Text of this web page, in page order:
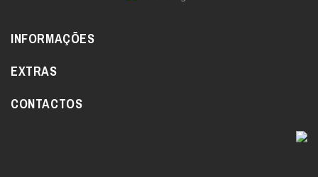
INFORMAÇÕES
EXTRAS
CONTACTOS